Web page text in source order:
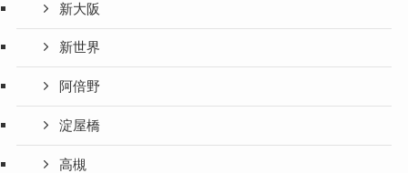
新大阪
新世界
阿倍野
淀屋橋
高槻